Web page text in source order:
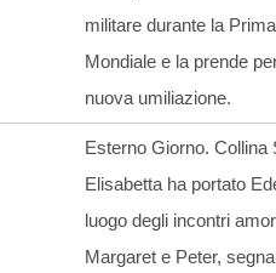
militare durante la
Mondiale e la prende
nuova umiliazione.
Esterno Giorno. Collina
Elisabetta ha portato
luogo degli incontri
Margaret e Peter,